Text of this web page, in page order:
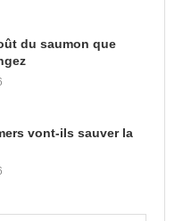
du saumon que
vont-ils sauver la